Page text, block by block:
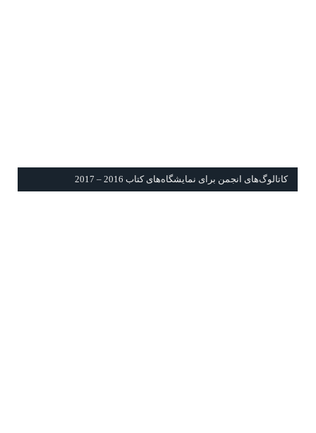
كاتالوگ‌های انجمن برای نمايشگاه‌های كتاب 2016 – 2017